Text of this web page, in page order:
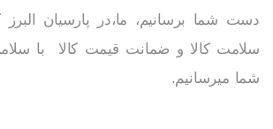
دست شما برسانیم، ما،در پارسیان البرز
سلامت کالا و ضمانت قیمت کالا با
شما میرسانیم.